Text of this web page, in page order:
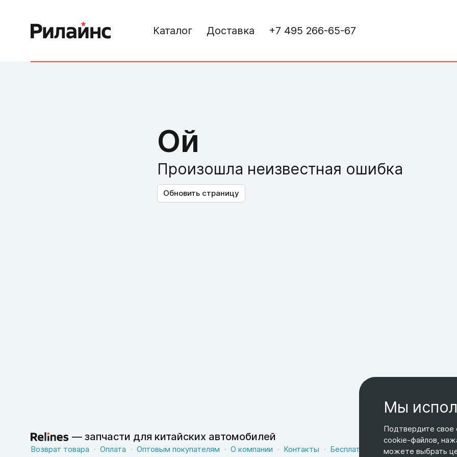
Каталог Доставка +7 495 266-65-67
Ой
Произошла неизвестная ошибка
Обновить страницу
— запчасти для китайских автомобилей
Возврат товара Оплата Оптовым покупателям О компании Контакты Бесплатная доставка
Оферта
Мы
Подтвердите свое
cookie-файлов,
можете выбрать